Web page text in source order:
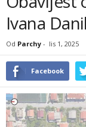
Ivana
Od Parchy - lis 1, 2025
Facebook